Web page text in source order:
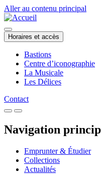
Aller au contenu principal
Horaires et accès
Bastions
Centre d’iconographie
La Musicale
Les Délices
Contact
Navigation
Emprunter & Étudier
Collections
Actualités